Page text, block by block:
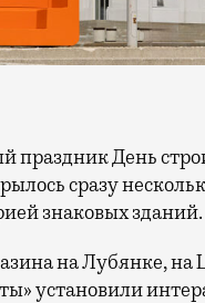
сразу
знаковых зданий.
на Лубянке, на
установили